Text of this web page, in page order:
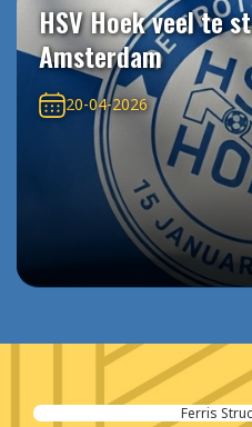
HSV Hoek veel te
Amsterdam
20-04-2026
Fundex-